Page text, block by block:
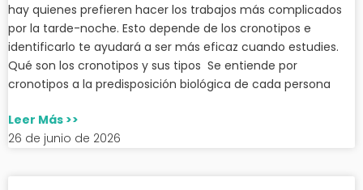
hay quienes prefieren hacer los trabajos más complicados
por la tarde-noche. Esto depende de los cronotipos e
identificarlo te ayudará a ser más eficaz cuando estudies.
Qué son los cronotipos y sus tipos Se entiende por
cronotipos a la predisposición biológica de cada persona
Leer Más >>
26 de junio de 2026